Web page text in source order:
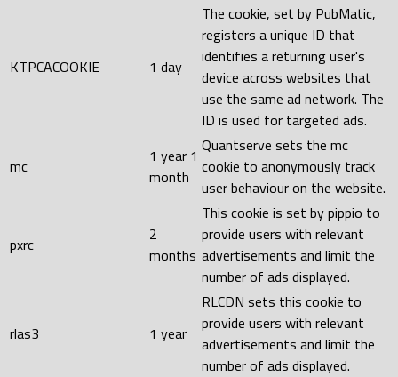
KTPCACOOKIE 1 day
The cookie, set by PubMatic,
registers a unique ID that
identifies a returning user's
device across websites that
use the same ad network. The
ID is used for targeted ads.
mc
1 year 1
month
Quantserve sets the mc
cookie to anonymously track
user behaviour on the website.
pxrc
2
months
This cookie is set by pippio to
provide users with relevant
advertisements and limit the
number of ads displayed.
rlas3 1 year
RLCDN sets this cookie to
provide users with relevant
advertisements and limit the
number of ads displayed.